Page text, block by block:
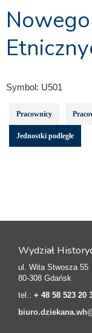
Symbol: U501
Pracownicy
Jednostki podległe
Wydział
ul. Wita Stwosza 55
80-308 Gdańsk
tel.: + 48 58 523 20